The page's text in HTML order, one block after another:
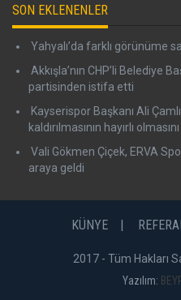
SON EKLENENLER
Yahyalı’da farklı görünüme
Akkışla’nın CHP’li Belediye
partisinden istifa etti
Kayserispor Başkanı Ali
kaldırılmasının hayırlı
Vali Gökmen Çiçek, ERVA
araya geldi
KÜNYE
2017 - Tüm Hakları
Yazılım: